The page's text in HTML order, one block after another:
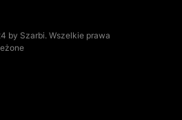
by Szarbi. Wszelkie prawa